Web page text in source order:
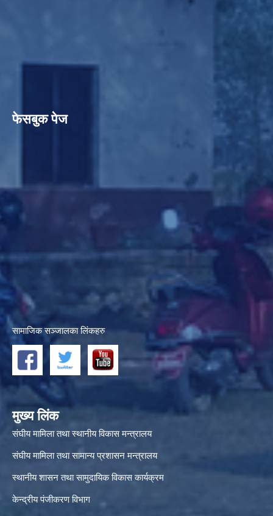
फेसबुक पेज
सामाजिक सञ्जालका लिंकहरु
मुख्य लिंक
संघीय मामिला तथा स्थानीय विकास मन्त्रालय
संघीय मामिला तथा सामान्य प्रशासन मन्त्रालय
स्थानीय शासन तथा सामुदायिक विकास कार्यक्रम
केन्द्रीय पंजीकरण विभाग